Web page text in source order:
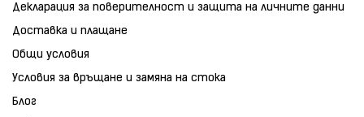
Декларация за поверителност и защита на личните данни
Доставка и плащане
Общи условия
Условия за връщане и замяна на стока
Блог